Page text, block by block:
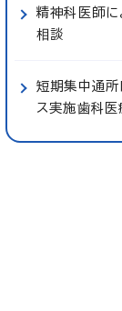
精神科医師に
相談
短期集中通
ス実施歯科